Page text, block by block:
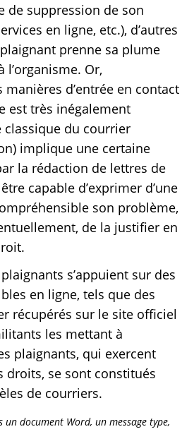
de suppression de son
en ligne, etc.), d’autres
prenne sa plume
Or,
manières d’entrée en contact
est très inégalement
du courrier
implique une certaine
la rédaction de lettres de
capable d’exprimer d’une
son problème,
de la justifier en
s’appuient sur des
en ligne, tels que des
récupérés sur le site officiel
les mettant à
plaignants, qui exercent
droits, se sont constitués
de courriers.
document Word, un message type,